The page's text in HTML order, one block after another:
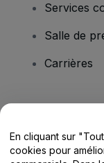
Services
Salle de
Carrières
Centre
En cliquant sur
cookies pour